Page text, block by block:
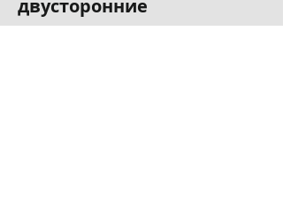
двусторонние